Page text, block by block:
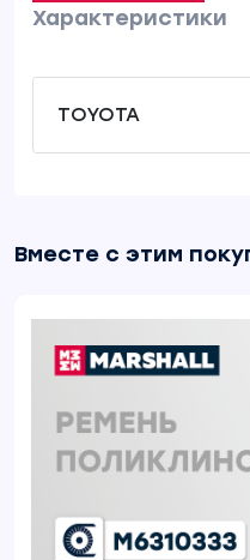
Характеристики
TOYOTA
Вместе с этим